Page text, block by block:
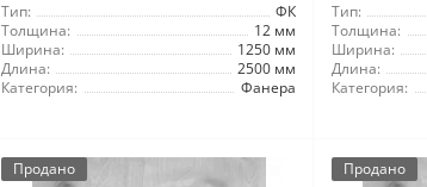
Тип:
ФК
Толщина:
12 мм
Ширина:
1250 мм
Длина:
2500 мм
Категория:
Фанера
Тип:
Толщина:
Ширина:
Длина:
Категория:
Продано Продано